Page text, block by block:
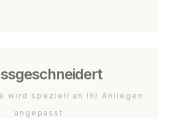
wird speziell an Ihr Anliegen
angepasst.